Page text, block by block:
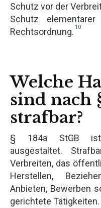
Schutz vor der
Schutz
Rechtsordnung. 10
Welche
sind nach
strafbar?
§ 184a StGB
ausgestaltet.
Verbreiten, das
Herstellen,
Anbieten, Bewerben
gerichtete Tätigkeiten.